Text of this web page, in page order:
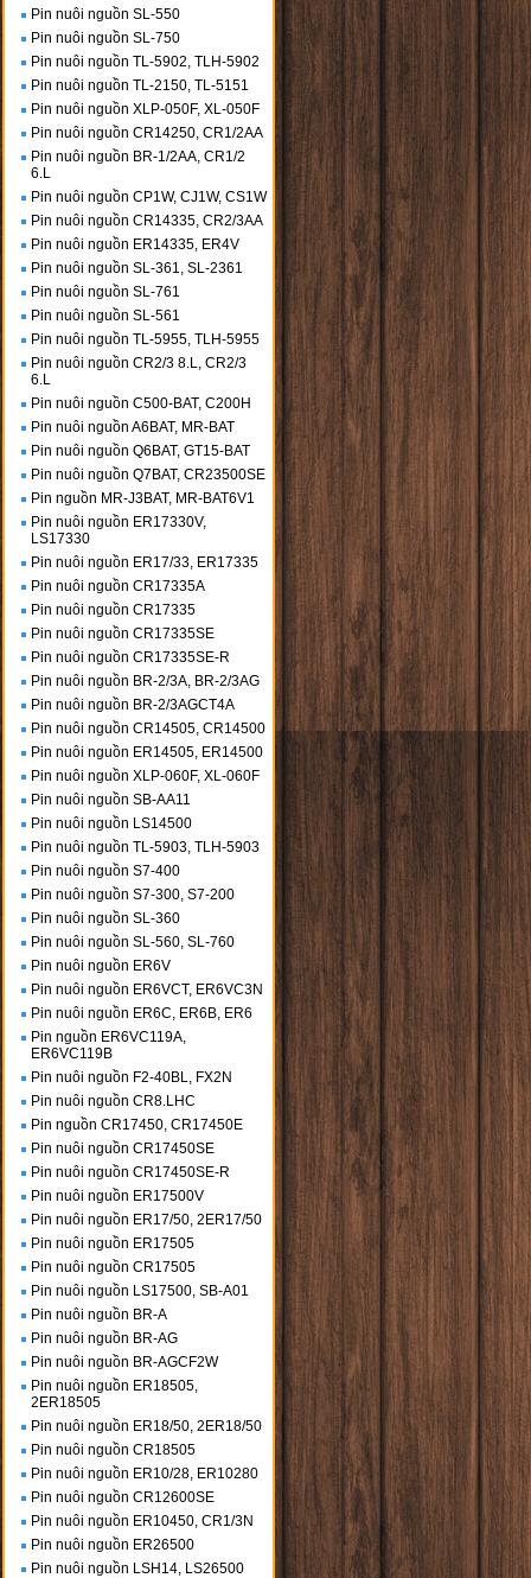
Pin nuôi nguồn SL-550
Pin nuôi nguồn SL-750
Pin nuôi nguồn TL-5902, TLH-5902
Pin nuôi nguồn TL-2150, TL-5151
Pin nuôi nguồn XLP-050F, XL-050F
Pin nuôi nguồn CR14250, CR1/2AA
Pin nuôi nguồn BR-1/2AA, CR1/2
6.L
Pin nuôi nguồn CP1W, CJ1W, CS1W
Pin nuôi nguồn CR14335, CR2/3AA
Pin nuôi nguồn ER14335, ER4V
Pin nuôi nguồn SL-361, SL-2361
Pin nuôi nguồn SL-761
Pin nuôi nguồn SL-561
Pin nuôi nguồn TL-5955, TLH-5955
Pin nuôi nguồn CR2/3 8.L, CR2/3
6.L
Pin nuôi nguồn C500-BAT, C200H
Pin nuôi nguồn A6BAT, MR-BAT
Pin nuôi nguồn Q6BAT, GT15-BAT
Pin nuôi nguồn Q7BAT, CR23500SE
Pin nguồn MR-J3BAT, MR-BAT6V1
Pin nuôi nguồn ER17330V,
LS17330
Pin nuôi nguồn ER17/33, ER17335
Pin nuôi nguồn CR17335A
Pin nuôi nguồn CR17335
Pin nuôi nguồn CR17335SE
Pin nuôi nguồn CR17335SE-R
Pin nuôi nguồn BR-2/3A, BR-2/3AG
Pin nuôi nguồn BR-2/3AGCT4A
Pin nuôi nguồn CR14505, CR14500
Pin nuôi nguồn ER14505, ER14500
Pin nuôi nguồn XLP-060F, XL-060F
Pin nuôi nguồn SB-AA11
Pin nuôi nguồn LS14500
Pin nuôi nguồn TL-5903, TLH-5903
Pin nuôi nguồn S7-400
Pin nuôi nguồn S7-300, S7-200
Pin nuôi nguồn SL-360
Pin nuôi nguồn SL-560, SL-760
Pin nuôi nguồn ER6V
Pin nuôi nguồn ER6VCT, ER6VC3N
Pin nuôi nguồn ER6C, ER6B, ER6
Pin nguồn ER6VC119A,
ER6VC119B
Pin nuôi nguồn F2-40BL, FX2N
Pin nuôi nguồn CR8.LHC
Pin nguồn CR17450, CR17450E
Pin nuôi nguồn CR17450SE
Pin nuôi nguồn CR17450SE-R
Pin nuôi nguồn ER17500V
Pin nuôi nguồn ER17/50, 2ER17/50
Pin nuôi nguồn ER17505
Pin nuôi nguồn CR17505
Pin nuôi nguồn LS17500, SB-A01
Pin nuôi nguồn BR-A
Pin nuôi nguồn BR-AG
Pin nuôi nguồn BR-AGCF2W
Pin nuôi nguồn ER18505,
2ER18505
Pin nuôi nguồn ER18/50, 2ER18/50
Pin nuôi nguồn CR18505
Pin nuôi nguồn ER10/28, ER10280
Pin nuôi nguồn CR12600SE
Pin nuôi nguồn ER10450, CR1/3N
Pin nuôi nguồn ER26500
Pin nuôi nguồn LSH14, LS26500